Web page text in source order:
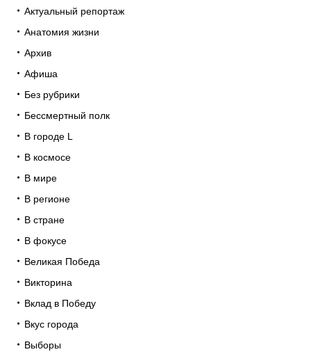
Актуальный репортаж
Анатомия жизни
Архив
Афиша
Без рубрики
Бессмертный полк
В городе L
В космосе
В мире
В регионе
В стране
В фокусе
Великая Победа
Викторина
Вклад в Победу
Вкус города
Выборы